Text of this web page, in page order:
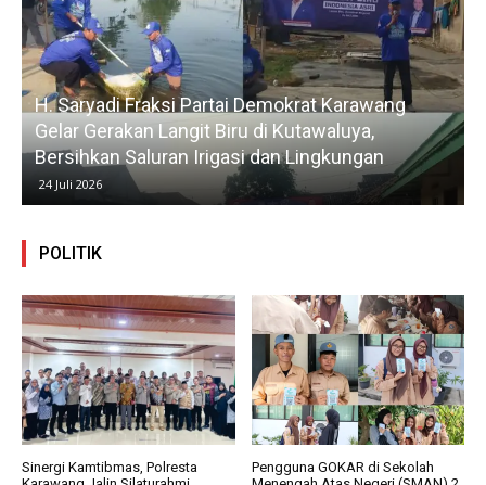
H. Saryadi Fraksi Partai Demokrat Karawang
Gelar Gerakan Langit Biru di Kutawaluya,
Bersihkan Saluran Irigasi dan Lingkungan
24 Juli 2026
POLITIK
Sinergi Kamtibmas, Polresta
Pengguna GOKAR di Sekolah